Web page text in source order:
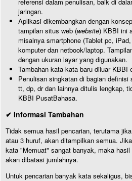
jaringan.
Aplikasi dikembangkan dengan konsep
tampilan situs web (website) KBBI ini
misalnya smartphone (Tablet pc,
komputer dan netbook/laptop.
dengan ukuran layar yang digunakan.
Tambahan kata-kata baru diluar KBBI
Penulisan singkatan di bagian
tt, dp, dr dan lainnya ditulis lengkap,
KBBI PusatBahasa.
✔ Informasi Tambahan
Tidak semua hasil pencarian, terutama
atau 3 huruf, akan ditampilkan semua.
kata "Memuat" sangat banyak, maka
akan dibatasi jumlahnya.
Untuk pencarian banyak kata sekaligus,